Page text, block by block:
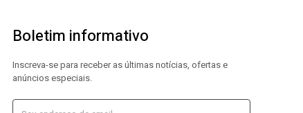
Boletim informativo
Inscreva-se para receber as últimas notícias, ofertas e
anúncios especiais.